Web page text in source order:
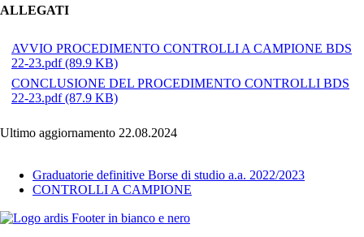
ALLEGATI
AVVIO PROCEDIMENTO CONTROLLI A CAMPIONE BDS
22-23.pdf(89.9 KB)
CONCLUSIONE DEL PROCEDIMENTO CONTROLLI BDS
22-23.pdf(87.9 KB)
Ultimo aggiornamento 22.08.2024
Graduatorie definitive Borse di studio a.a. 2022/2023
CONTROLLI A CAMPIONE